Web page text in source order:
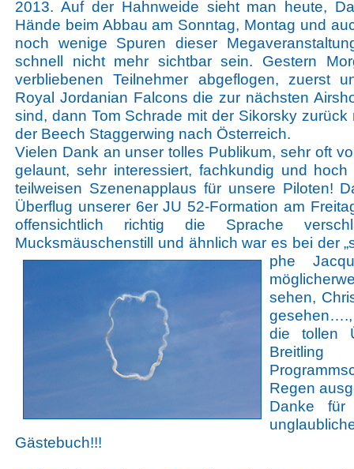
2013. Auf der Hahnweide sieht man heute,
Hände beim Abbau am Sonntag, Montag und
noch wenige Spuren dieser
schnell nicht mehr sichtbar sein. Gestern
verbliebenen Teilnehmer abgeflogen, zuerst
Royal Jordanian Falcons die zur nächsten
sind, dann Tom Schrade mit der Sikorsky
der Beech Staggerwing nach Österreich.
Vielen Dank an unser tolles Publikum, sehr oft
gelaunt, sehr interessiert, fachkundig und
teilweisen Szenenapplaus für unsere Piloten!
Überflug unserer 6er JU 52-Formation am
offensichtlich richtig die Sprache
Mucksmäuschenstill und ähnlich war es bei der
phe
sehen,
die tollen
Regen
Danke für
Gästebuch!!!